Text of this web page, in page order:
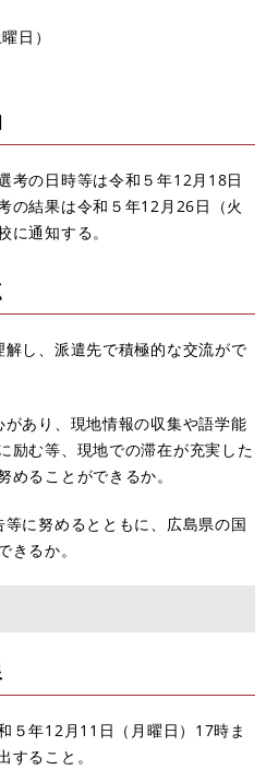
日）
考の日時等は令和５年12月18日
の結果は令和５年12月26日（火
に通知する。
し、派遣先で積極的な交流がで
あり、現地情報の収集や語学能
励む等、現地での滞在が充実した
めることができるか。
に努めるとともに、広島県の国
きるか。
５年12月11日（月曜日）17時ま
すること。